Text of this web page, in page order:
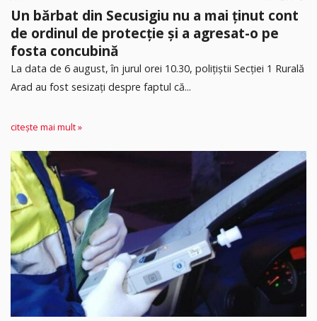
Un bărbat din Secusigiu nu a mai ținut cont
de ordinul de protecție și a agresat-o pe
fosta concubină
​La data de 6 august, în jurul orei 10.30, polițiștii Secției 1 Rurală
Arad au fost sesizați despre faptul că...
citește mai mult »